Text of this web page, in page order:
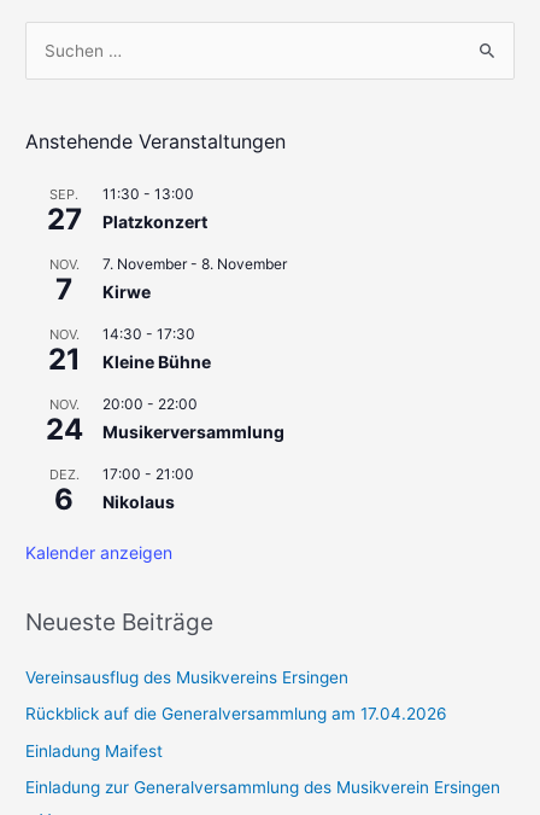
h
Anstehende Veranstaltungen
SEP.
27
11:30 -13:00
Platzkonzert
NOV.
7
7. November-8. November
Kirwe
NOV.
21
14:30 -17:30
Kleine Bühne
NOV.
24
20:00 - 22:00
Musikerversammlung
DEZ.
6
17:00 - 21:00
Nikolaus
Kalender anzeigen
Neueste Beiträge
Vereinsausflug des Musikvereins Ersingen
Rückblick auf die Generalversammlung am 17.04.2026
Einladung Maifest
Einladung zur Generalversammlung des Musikverein Ersingen